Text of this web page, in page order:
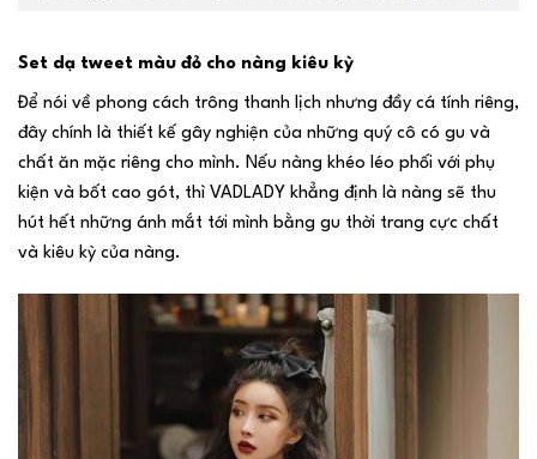
Set dạ tweet màu đỏ cho nàng kiêu kỳ
Để nói về phong cách trông thanh lịch nhưng đầy cá tính riêng,
đây chính là thiết kế gây nghiện của những quý cô có gu và
chất ăn mặc riêng cho mình. Nếu nàng khéo léo phối với phụ
kiện và bốt cao gót, thì VADLADY khẳng định là nàng sẽ thu
hút hết những ánh mắt tới mình bằng gu thời trang cực chất
và kiêu kỳ của nàng.